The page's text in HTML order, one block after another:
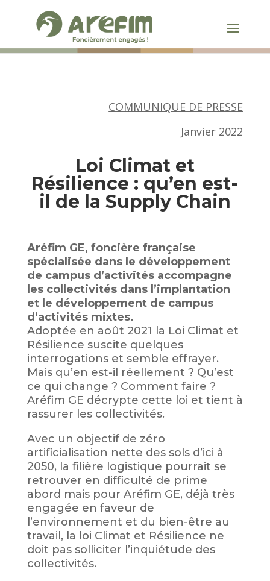
COMMUNIQUE DE PRESSE
Janvier 2022
Loi Climat et
Résilience : qu’en est-
il de la Supply Chain
Aréfim GE, foncière française
spécialisée dans le développement
de campus d’activités accompagne
les collectivités dans l’implantation
et le développement de campus
d’activités mixtes.
Adoptée en août 2021 la Loi Climat et
Résilience suscite quelques
interrogations et semble effrayer.
Mais qu’en est-il réellement ? Qu’est
ce qui change ? Comment faire ?
Aréfim GE décrypte cette loi et tient à
rassurer les collectivités.
Avec un objectif de zéro
artificialisation nette des sols d’ici à
2050, la filière logistique pourrait se
retrouver en difficulté de prime
abord mais pour Aréfim GE, déjà très
engagée en faveur de
l’environnement et du bien-être au
travail, la loi Climat et Résilience ne
doit pas solliciter l’inquiétude des
collectivités.